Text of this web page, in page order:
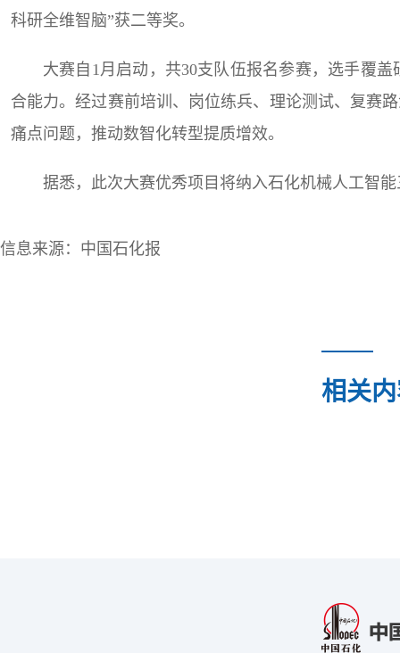
科研全维智脑”获二等奖。
大赛自1月启动，共30支队伍报名参赛，选手覆
合能力。经过赛前培训、岗位练兵、理论测试、复赛
痛点问题，推动数智化转型提质增效。
据悉，此次大赛优秀项目将纳入石化机械人工智
信息来源：中国石化报
相关